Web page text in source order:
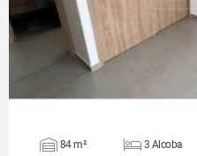
84 m² 3 Alcoba